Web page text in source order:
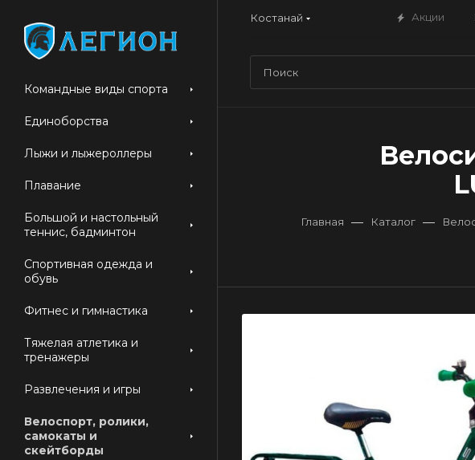
Костанай Акции
Командные виды спорта
Единоборства
Лыжи и лыжероллеры
Плавание
Большой и настольный
теннис, бадминтон
Спортивная одежда и
обувь
Фитнес и гимнастика
Тяжелая атлетика и
тренажеры
Развлечения и игры
Велоспорт, ролики,
самокаты и
скейтборды
Главная — Каталог —